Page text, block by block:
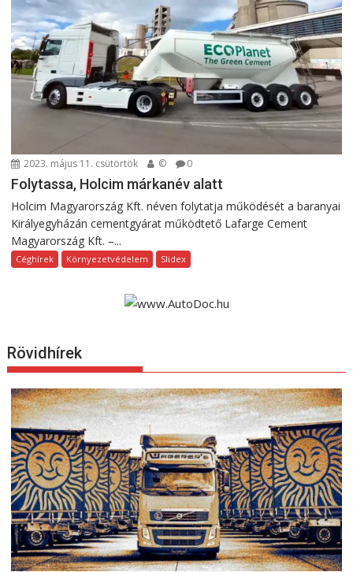
2023. május 11. csütörtök © 0
Folytassa, Holcim márkanév alatt
Holcim Magyarország Kft. néven folytatja működését a baranyai
Királyegyházán cementgyárat működtető Lafarge Cement
Magyarország Kft. –...
Céghírek Környezetvédelem Slidex
Rövidhírek